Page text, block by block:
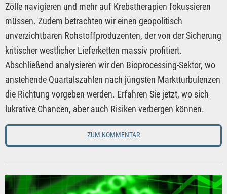
Zölle navigieren und mehr auf Krebstherapien fokussieren
müssen. Zudem betrachten wir einen geopolitisch
unverzichtbaren Rohstoffproduzenten, der von der Sicherung
kritischer westlicher Lieferketten massiv profitiert.
Abschließend analysieren wir den Bioprocessing-Sektor, wo
anstehende Quartalszahlen nach jüngsten Marktturbulenzen
die Richtung vorgeben werden. Erfahren Sie jetzt, wo sich
lukrative Chancen, aber auch Risiken verbergen können.
ZUM KOMMENTAR